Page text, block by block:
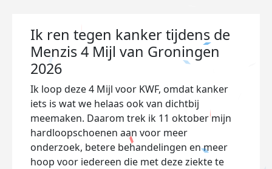
Ik ren tegen kanker tijdens de
Menzis 4 Mijl van Groningen
2026
Ik loop deze 4 Mijl voor KWF, omdat kanker
iets is wat we helaas ook van dichtbij
meemaken. Daarom trek ik 11 oktober mijn
hardloopschoenen aan voor meer
onderzoek, betere behandelingen en meer
hoop voor iedereen die met deze ziekte te